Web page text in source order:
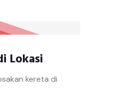
Lokasi
kereta di